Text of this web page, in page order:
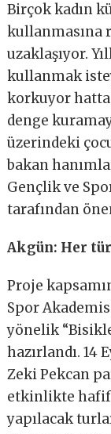
Birçok kadın
kullanmasına
uzaklaşıyor.
kullanmak
korkuyor
denge
üzerindeki
bakan
Gençlik ve
tarafından
Akgün: Her
Proje
Spor
yönelik
hazırlandı. 14
Zeki Pekcan
etkinlikte hafif
yapılacak